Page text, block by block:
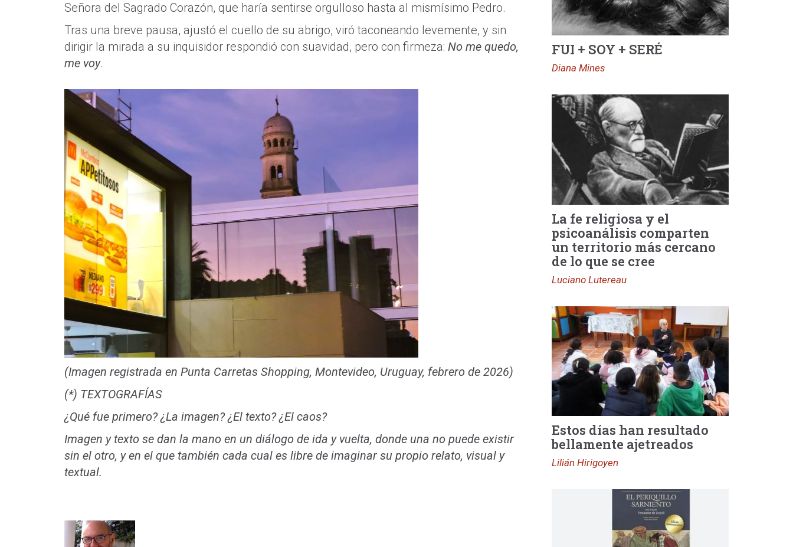
Señora del Sagrado Corazón, que haría sentirse orgulloso hasta al mismísimo Pedro.
Tras una breve pausa, ajustó el cuello de su abrigo, viró taconeando levemente, y sin
dirigir la mirada a su inquisidor respondió con suavidad, pero con firmeza: No me quedo,
me voy.
(Imagen registrada en Punta Carretas Shopping, Montevideo, Uruguay, febrero de 2026)
(*) TEXTOGRAFÍAS
¿Qué fue primero? ¿La imagen? ¿El texto? ¿El caos?
Imagen y texto se dan la mano en un diálogo de ida y vuelta, donde una no puede existir
sin el otro, y en el que también cada cual es libre de imaginar su propio relato, visual y
textual.
FUI + SOY + SERÉ
Diana Mines
La fe religiosa y el
psicoanálisis comparten
un territorio más cercano
de lo que se cree
Luciano Lutereau
Estos días han resultado
bellamente ajetreados
Lilián Hirigoyen